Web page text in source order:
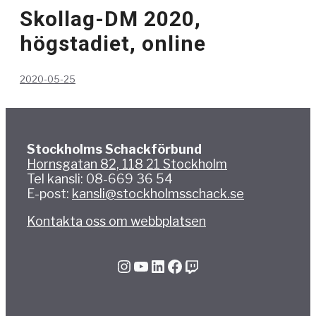
Skollag-DM 2020,
högstadiet, online
2020-05-25
Stockholms Schackförbund
Hornsgatan 82, 118 21 Stockholm
Tel kansli: 08-669 36 54
E-post: kansli@stockholmsschack.se
Kontakta oss om webbplatsen
InstagramYouTube LinkedIn Facebook Twitch